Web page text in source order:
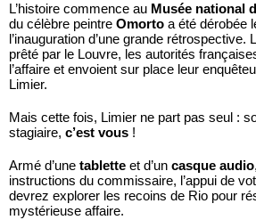
L’histoire commence au Musée national
du célèbre peintre Omorto a été dérobée
l’inauguration d’une grande rétrospective.
prêté par le Louvre, les autorités
l’affaire et envoient sur place leur
Limier.
Mais cette fois, Limier ne part pas seul :
stagiaire, c’est vous !
Armé d’une tablette et d’un casque audio
instructions du commissaire, l’appui de
devrez explorer les recoins de Rio pour
mystérieuse affaire.